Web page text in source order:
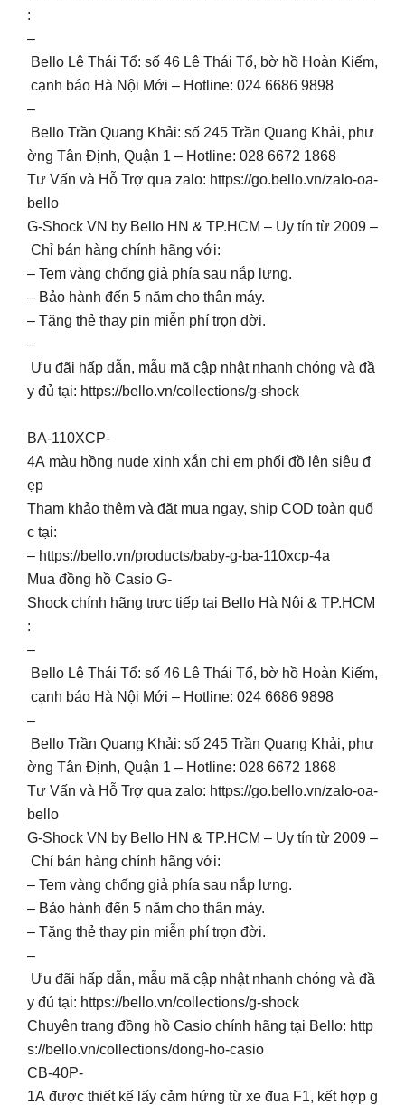
:
–
Bello Lê Thái Tổ: số 46 Lê Thái Tổ, bờ hồ Hoàn Kiếm,
cạnh báo Hà Nội Mới – Hotline: 024 6686 9898
–
Bello Trần Quang Khải: số 245 Trần Quang Khải, phư
ờng Tân Định, Quận 1 – Hotline: 028 6672 1868
Tư Vấn và Hỗ Trợ qua zalo: https://go.bello.vn/zalo-oa-
bello
G-Shock VN by Bello HN & TP.HCM – Uy tín từ 2009 –
Chỉ bán hàng chính hãng với:
– Tem vàng chống giả phía sau nắp lưng.
– Bảo hành đến 5 năm cho thân máy.
– Tặng thẻ thay pin miễn phí trọn đời.
–
Ưu đãi hấp dẫn, mẫu mã cập nhật nhanh chóng và đầ
y đủ tại: https://bello.vn/collections/g-shock
BA-110XCP-
4A màu hồng nude xinh xắn chị em phối đồ lên siêu đ
ẹp
Tham khảo thêm và đặt mua ngay, ship COD toàn quố
c tại:
– https://bello.vn/products/baby-g-ba-110xcp-4a
Mua đồng hồ Casio G-
Shock chính hãng trực tiếp tại Bello Hà Nội & TP.HCM
:
–
Bello Lê Thái Tổ: số 46 Lê Thái Tổ, bờ hồ Hoàn Kiếm,
cạnh báo Hà Nội Mới – Hotline: 024 6686 9898
–
Bello Trần Quang Khải: số 245 Trần Quang Khải, phư
ờng Tân Định, Quận 1 – Hotline: 028 6672 1868
Tư Vấn và Hỗ Trợ qua zalo: https://go.bello.vn/zalo-oa-
bello
G-Shock VN by Bello HN & TP.HCM – Uy tín từ 2009 –
Chỉ bán hàng chính hãng với:
– Tem vàng chống giả phía sau nắp lưng.
– Bảo hành đến 5 năm cho thân máy.
– Tặng thẻ thay pin miễn phí trọn đời.
–
Ưu đãi hấp dẫn, mẫu mã cập nhật nhanh chóng và đầ
y đủ tại: https://bello.vn/collections/g-shock
Chuyên trang đồng hồ Casio chính hãng tại Bello: http
s://bello.vn/collections/dong-ho-casio
CB-40P-
1A được thiết kế lấy cảm hứng từ xe đua F1, kết hợp g